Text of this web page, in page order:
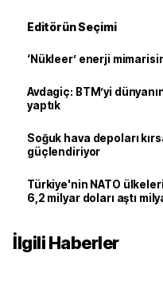
Editörün Seçimi
‘Nükleer’ enerji
Avdagiç: BTM’yi
yaptık
Soğuk hava depoları
güçlendiriyor
Türkiye'nin NATO
6,2 milyar doları aştı
İlgili Haberler